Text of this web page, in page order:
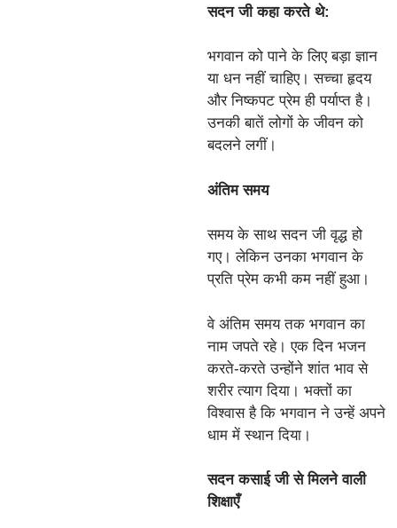
सदन जी कहा करते थे:
भगवान को पाने के लिए बड़ा ज्ञान
या धन नहीं चाहिए। सच्चा हृदय
और निष्कपट प्रेम ही पर्याप्त है।
उनकी बातें लोगों के जीवन को
बदलने लगीं।
अंतिम समय
समय के साथ सदन जी वृद्ध हो
गए। लेकिन उनका भगवान के
प्रति प्रेम कभी कम नहीं हुआ।
वे अंतिम समय तक भगवान का
नाम जपते रहे। एक दिन भजन
करते-करते उन्होंने शांत भाव से
शरीर त्याग दिया। भक्तों का
विश्वास है कि भगवान ने उन्हें अपने
धाम में स्थान दिया।
सदन कसाई जी से मिलने वाली
शिक्षाएँ